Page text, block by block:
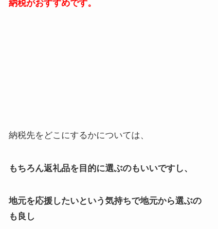
納税がおすすめです。
納税先をどこにするかについては、
もちろん返礼品を目的に選ぶのもいいですし、
地元を応援したいという気持ちで地元から選ぶの
も良し